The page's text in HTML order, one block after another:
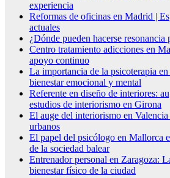
experiencia
Reformas de oficinas en Madrid |
actuales
¿Dónde pueden hacerse resonancia
Centro tratamiento adicciones en
apoyo continuo
La importancia de la psicoterapia
bienestar emocional y mental
Referente en diseño de interiores:
estudios de interiorismo en Girona
El auge del interiorismo en
urbanos
El papel del psicólogo en Mallorca
de la sociedad balear
Entrenador personal en Zaragoza:
bienestar físico de la ciudad